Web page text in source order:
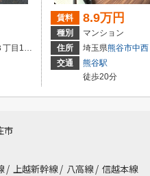
丁目13-3
賃料 8.9万円
種別
マンション
住所
埼玉県熊谷市中西
交通
熊谷駅
徒歩20分
市
/ 上越新幹線 / 八高線 / 信越本線